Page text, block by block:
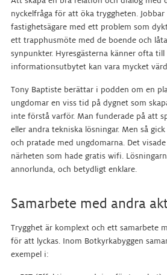
nyckelfråga för att öka tryggheten. Jobbar
fastighetsägare med ett problem som
ett trapphusmöte med de boende och
synpunkter. Hyresgästerna känner ofta
informationsutbytet kan vara mycket
Tony Baptiste berättar i podden om en
ungdomar en viss tid på dygnet som
inte förstå varför. Man funderade på att
eller andra tekniska lösningar. Men så
och pratade med ungdomarna. Det
närheten som hade gratis wifi.
annorlunda, och betydligt enklare.
Samarbete med andra
Trygghet är komplext och ett samarbete
för att lyckas. Inom Botkyrkabyggen
exempel i: